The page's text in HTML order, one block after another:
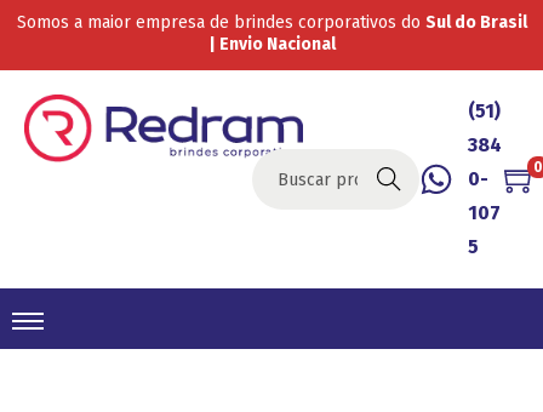
Somos a maior empresa de brindes corporativos do Sul do Brasil
| Envio Nacional
Buscar
(51)
384
0-
107
5
0